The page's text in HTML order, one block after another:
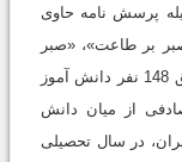
پرسش نامه حاوی
بر طاعت»، «صبر
بر گناه» تهیه شده است. نمونه آماری این تحقیق 148 نفر دانش آموز
از میان دانش
در سال تحصیلی